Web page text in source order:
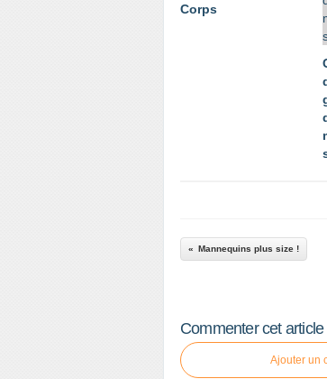
Corps
Mannequins plus size !
Commenter cet article
Ajouter un